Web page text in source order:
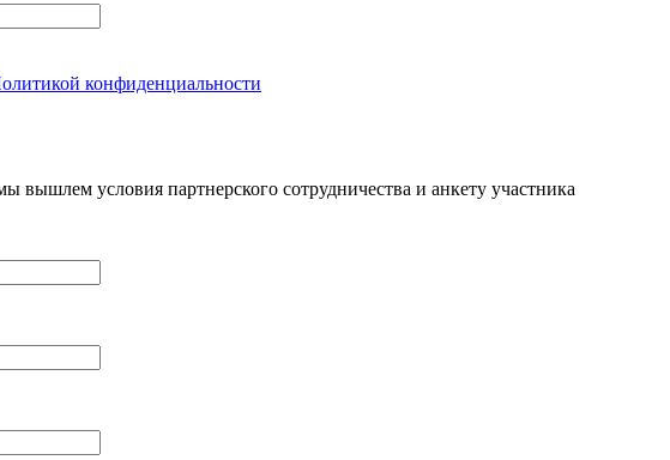
конфиденциальности
вышлем условия партнерского сотрудничества и анкету участника